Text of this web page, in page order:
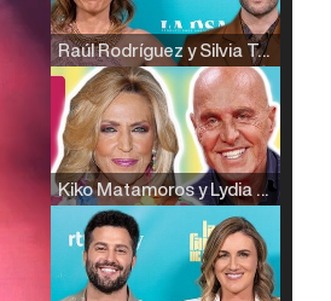
Raúl Rodríguez y Silvia Taulés nos cuentan su papel en 'La familia de la tele'
Kiko Matamoros y Lydia Lozano: "Nuestro público es de todas las edades y RTVE tiene un público muy pegado a las novelas, al que tenemos que captar"